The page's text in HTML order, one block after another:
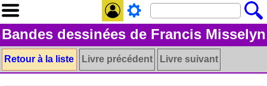
Bandes dessinées de Francis Misselyn
Retour à la liste Livre précédent Livre suivant